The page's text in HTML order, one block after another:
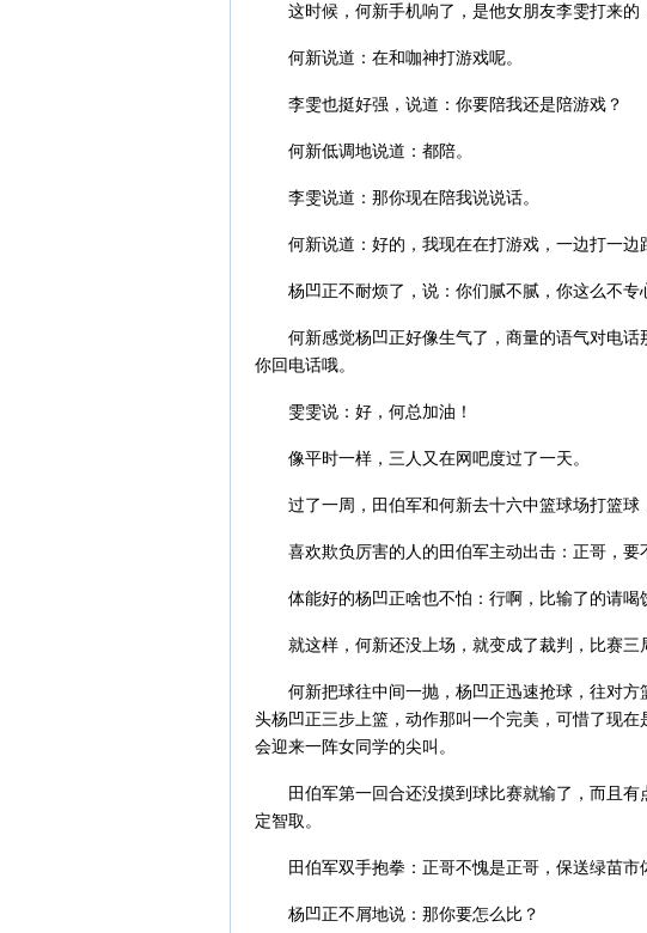
这时候，何新手机响了，是他女朋友李雯打来的
何新说道：在和咖神打游戏呢。
李雯也挺好强，说道：你要陪我还是陪游戏？
何新低调地说道：都陪。
李雯说道：那你现在陪我说说话。
何新说道：好的，我现在在打游戏，一边打一边
杨凹正不耐烦了，说：你们腻不腻，你这么不专
何新感觉杨凹正好像生气了，商量的语气对电
你回电话哦。
雯雯说：好，何总加油！
像平时一样，三人又在网吧度过了一天。
过了一周，田伯军和何新去十六中篮球场打篮球
喜欢欺负厉害的人的田伯军主动出击：正哥，要
体能好的杨凹正啥也不怕：行啊，比输了的请喝
就这样，何新还没上场，就变成了裁判，比赛三
何新把球往中间一抛，杨凹正迅速抢球，往对
头杨凹正三步上篮，动作那叫一个完美，可惜了现
会迎来一阵女同学的尖叫。
田伯军第一回合还没摸到球比赛就输了，而且
定智取。
田伯军双手抱拳：正哥不愧是正哥，保送绿苗
杨凹正不屑地说：那你要怎么比？